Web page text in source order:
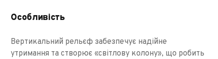
Особливість
Вертикальний рельєф забезпечує надійне
утримання та створює «світлову колону», що робить